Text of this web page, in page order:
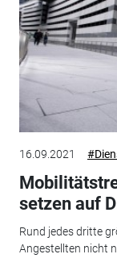
16.09.2021
setzen auf
Rund jedes dritte
Angestellten nicht